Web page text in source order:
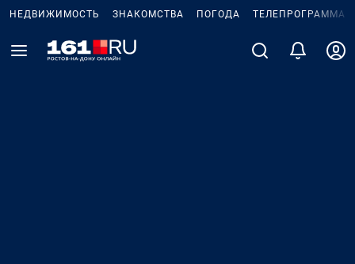
НЕДВИЖИМОСТЬ ЗНАКОМСТВА ПОГОДА ТЕЛЕПРОГРАММА